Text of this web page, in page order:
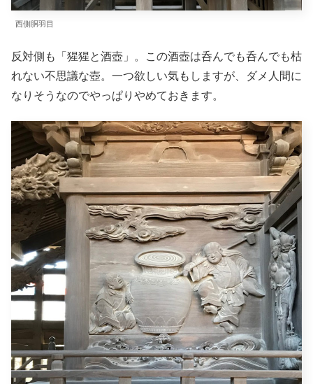
西側胴羽目
反対側も「猩猩と酒壺」。この酒壺は呑んでも呑んでも枯
れない不思議な壺。一つ欲しい気もしますが、ダメ人間に
なりそうなのでやっぱりやめておきます。